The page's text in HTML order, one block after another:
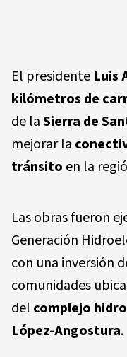
El presidente Luis
kilómetros de
de laSierra de
mejorar la
tránsito en la
Las obras fueron
Generación
con una inversión
comunidades
del complejo
López-Angostura.